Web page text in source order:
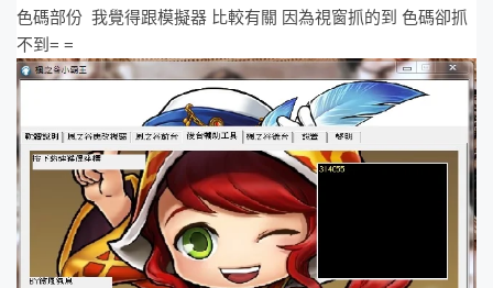
色碼部份 我覺得跟模擬器 比較有關 因為視窗抓的到 色碼卻抓
不到= =